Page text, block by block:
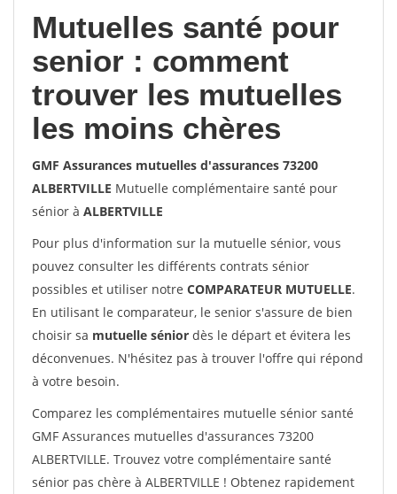
Mutuelles santé pour
senior : comment
trouver les mutuelles
les moins chères
GMF Assurances mutuelles d'assurances 73200
ALBERTVILLE Mutuelle complémentaire santé pour
sénior à ALBERTVILLE
Pour plus d'information sur la mutuelle sénior, vous
pouvez consulter les différents contrats sénior
possibles et utiliser notre COMPARATEUR MUTUELLE.
En utilisant le comparateur, le senior s'assure de bien
choisir sa mutuelle sénior dès le départ et évitera les
déconvenues. N'hésitez pas à trouver l'offre qui répond
à votre besoin.
Comparez les complémentaires mutuelle sénior santé
GMF Assurances mutuelles d'assurances 73200
ALBERTVILLE. Trouvez votre complémentaire santé
sénior pas chère à ALBERTVILLE ! Obtenez rapidement